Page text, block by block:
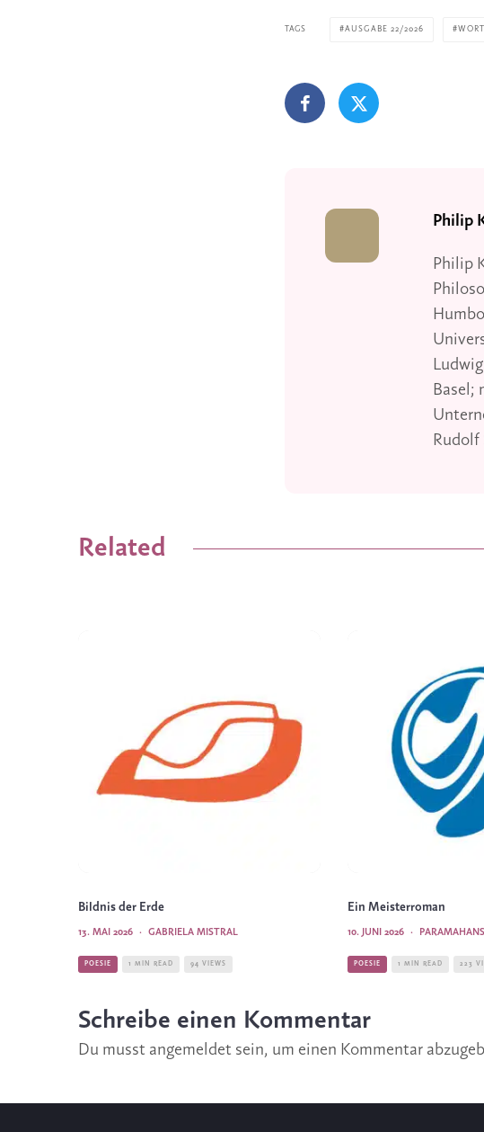
TAGS AUSGABE 22/2026
Philip
Philip
Basel;
Rudolf
Related
Bildnis der Erde
GABRIELA MISTRAL
·
13. MAI 2026
POESIE 1 MIN READ 94 VIEWS
Ein Meisterroman
·
10. JUNI 2026
POESIE 1 MIN READ 223
Schreibe einen Kommentar
Du musst angemeldet sein, um einen Kommentar